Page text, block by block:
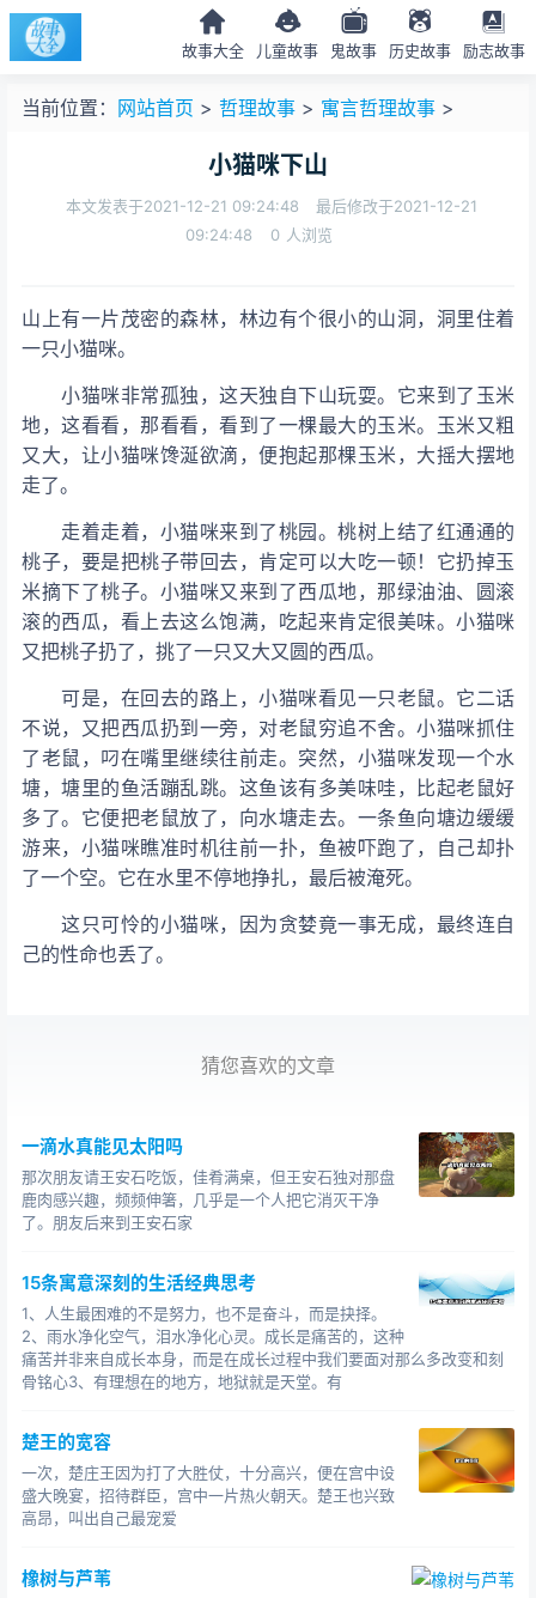
故事大全 儿童故事 鬼故事 历史故事 励志故事
当前位置： 网站首页 > 哲理故事 > 寓言哲理故事 >
小猫咪下山
本文发表于2021-12-21 09:24:48
最后修改于2021-12-21
09:24:48
0 人浏览
山上有一片茂密的森林，林边有个很小的山洞，洞里住着
一只小猫咪。
小猫咪非常孤独，这天独自下山玩耍。它来到了玉米
地，这看看，那看看，看到了一棵最大的玉米。玉米又粗
又大，让小猫咪馋涎欲滴，便抱起那棵玉米，大摇大摆地
走了。
走着走着，小猫咪来到了桃园。桃树上结了红通通的
桃子，要是把桃子带回去，肯定可以大吃一顿！它扔掉玉
米摘下了桃子。小猫咪又来到了西瓜地，那绿油油、圆滚
滚的西瓜，看上去这么饱满，吃起来肯定很美味。小猫咪
又把桃子扔了，挑了一只又大又圆的西瓜。
可是，在回去的路上，小猫咪看见一只老鼠。它二话
不说，又把西瓜扔到一旁，对老鼠穷追不舍。小猫咪抓住
了老鼠，叼在嘴里继续往前走。突然，小猫咪发现一个水
塘，塘里的鱼活蹦乱跳。这鱼该有多美味哇，比起老鼠好
多了。它便把老鼠放了，向水塘走去。一条鱼向塘边缓缓
游来，小猫咪瞧准时机往前一扑，鱼被吓跑了，自己却扑
了一个空。它在水里不停地挣扎，最后被淹死。
这只可怜的小猫咪，因为贪婪竟一事无成，最终连自
己的性命也丢了。
猜您喜欢的文章
一滴水真能见太阳吗
那次朋友请王安石吃饭，佳肴满桌，但王安石独对那盘
鹿肉感兴趣，频频伸箸，几乎是一个人把它消灭干净
了。朋友后来到王安石家
15条寓意深刻的生活经典思考
1、人生最困难的不是努力，也不是奋斗，而是抉择。
2、雨水净化空气，泪水净化心灵。成长是痛苦的，这种
痛苦并非来自成长本身，而是在成长过程中我们要面对那么多改变和刻
骨铭心3、有理想在的地方，地狱就是天堂。有
楚王的宽容
一次，楚庄王因为打了大胜仗，十分高兴，便在宫中设
盛大晚宴，招待群臣，宫中一片热火朝天。楚王也兴致
高昂，叫出自己最宠爱
橡树与芦苇